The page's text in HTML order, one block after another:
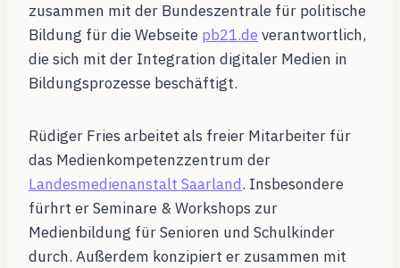
zusammen mit der Bundeszentrale für politische
Bildung für die Webseite pb21.de verantwortlich,
die sich mit der Integration digitaler Medien in
Bildungsprozesse beschäftigt.
Rüdiger Fries arbeitet als freier Mitarbeiter für
das Medienkompetenzzentrum der
Landesmedienanstalt Saarland. Insbesondere
fürhrt er Seminare & Workshops zur
Medienbildung für Senioren und Schulkinder
durch. Außerdem konzipiert er zusammen mit